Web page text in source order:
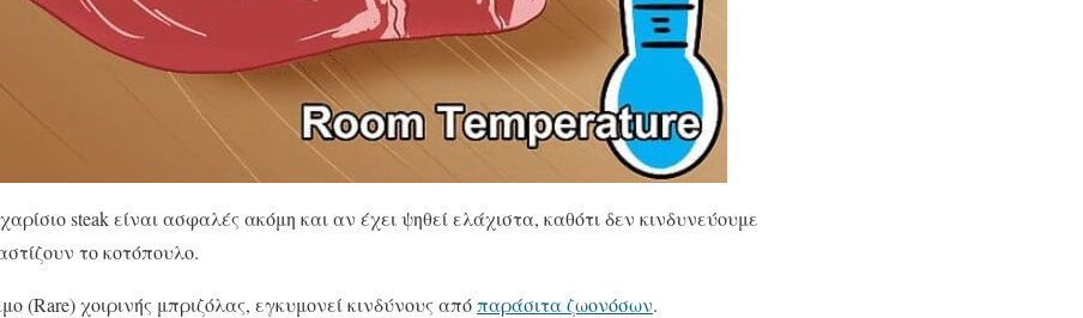
steak είναι ασφαλές ακόμη και αν έχει ψηθεί ελάχιστα, καθότι δεν κινδυνεύουμε
το κοτόπουλο.
(Rare) χοιρινής μπριζόλας, εγκυμονεί κινδύνους απόπαράσιτα ζωονόσων.